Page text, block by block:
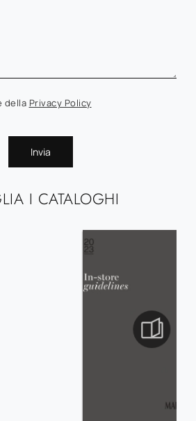
I CATALOGHI
della Privacy Policy
Invia